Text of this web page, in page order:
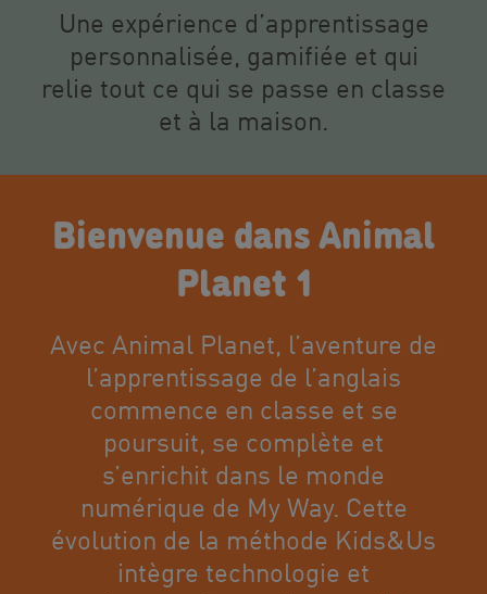
Une expérience d’apprentissage
personnalisée, gamifiée et qui
relie tout ce qui se passe en classe
et à la maison.
Bienvenue dans Animal
Planet 1
Avec Animal Planet, l’aventure de
l’apprentissage de l’anglais
commence en classe et se
poursuit, se complète et
s’enrichit dans le monde
numérique de My Way. Cette
évolution de la méthode Kids&Us
intègre technologie et